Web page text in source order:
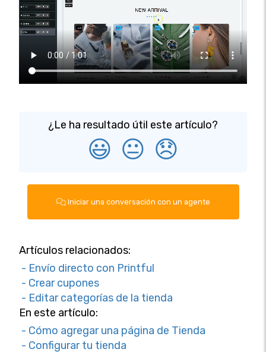
¿Le ha resultado útil este artículo?
😃 😐 😞
Iniciar una conversación con un agente
Artículos relacionados:
- Envío directo con Printful
- Crear cupones
- Editar categorías de la tienda
En este artículo:
- Cómo agregar una página de Tienda
- Configurar tu tienda